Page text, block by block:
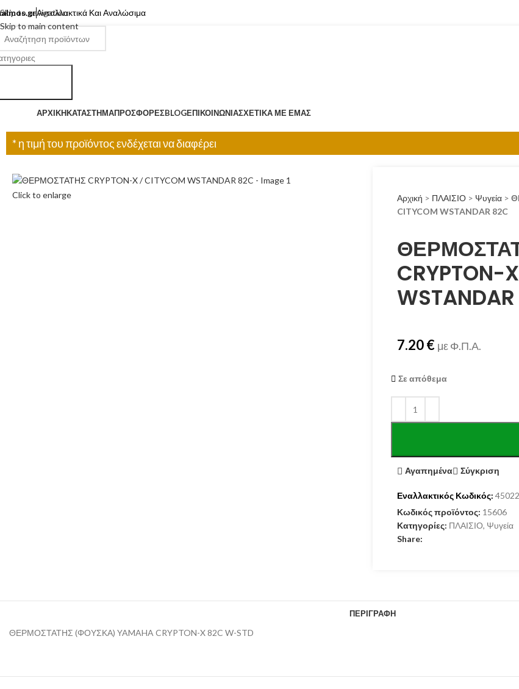
Skip to navigation
Skip to main content
Ανταλλακτικά Και Αναλώσιμα
ΑΡΧΙΚΉΚΑΤΆΣΤΗΜΑΠΡΟΣΦΟΡΈΣBLOGΕΠΙΚΟΙΝΩΝΊΑΣΧΕΤΙΚΆ ΜΕ ΕΜΆΣ
* η τιμή του προϊόντος ενδέχεται να διαφέρει
Click to enlarge Αρχική > ΠΛΑΙΣΙΟ > Ψυγεία >
CITYCOM WSTANDAR 82C
CRYPTON-
7.20€ με Φ.Π.Α.
Σε απόθεμα
Αγαπημένα Σύγκριση
Εναλλακτικός Κωδικός:
Κωδικός προϊόντος: 15606
Κατηγορίες: ΠΛΑΙΣΙΟ, Ψυγεία
Share:
ΠΕΡΙΓΡΑΦΉ
ΘΕΡΜΟΣΤΑΤΗΣ (ΦΟΥΣΚΑ) YAMAHA CRYPTON-X 82C W-STD